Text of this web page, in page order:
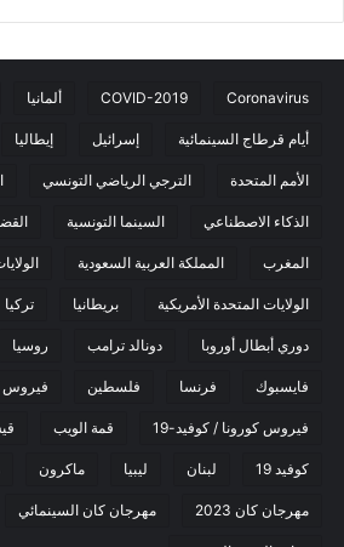
Coronavirus
COVID-2019 ألمانيا
أيام قرطاج السينمائية إسرائيل إيطاليا
الأمم المتحدة الترجي الرياضي التونسي
الذكاء الاصطناعي السينما التونسية
المغرب المملكة العربية السعودية
الولايات المتحدة الأمريكية بريطانيا تركيا
دوري أبطال أوروبا دونالد ترامب روسيا
فايسبوك فرنسا فلسطين فيروس
فيروس كورونا / كوفيد-19 قمة الويب
كوفيد 19 لبنان ليبيا ماكرون
مهرجان كان 2023 مهرجان كان السينمائي